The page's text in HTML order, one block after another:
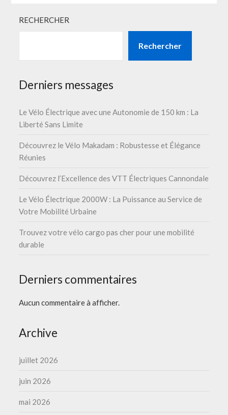
RECHERCHER
Rechercher
Derniers messages
Le Vélo Électrique avec une Autonomie de 150 km : La
Liberté Sans Limite
Découvrez le Vélo Makadam : Robustesse et Élégance
Réunies
Découvrez l’Excellence des VTT Électriques Cannondale
Le Vélo Électrique 2000W : La Puissance au Service de
Votre Mobilité Urbaine
Trouvez votre vélo cargo pas cher pour une mobilité
durable
Derniers commentaires
Aucun commentaire à afficher.
Archive
juillet 2026
juin 2026
mai 2026